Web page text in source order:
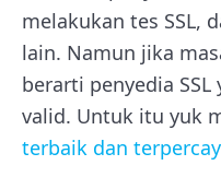
melakukan tes SSL,
lain. Namun jika
berarti penyedia
valid. Untuk itu yuk
terbaik dan